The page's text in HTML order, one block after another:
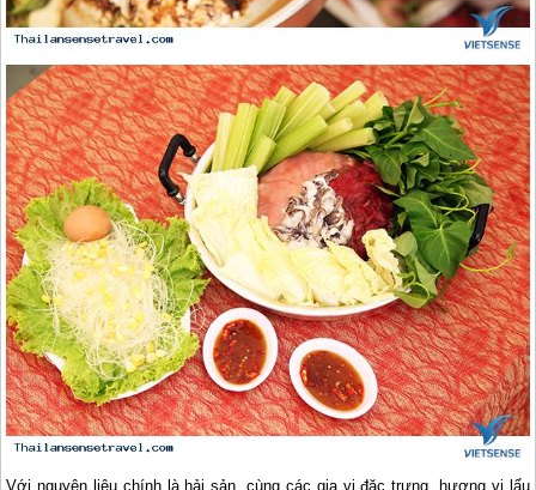
Với nguyên liệu chính là hải sản, cùng các gia vị đặc trưng, hương vị lẩu